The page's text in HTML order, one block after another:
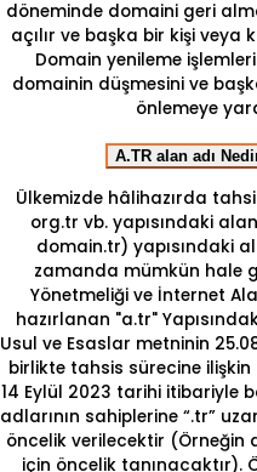
döneminde domaini geri
açılır ve başka bir kişi
Domain yenileme
domainin düşmesini ve
önlemeye
A.TR alan adı
Ülkemizde hâlihazırda
org.tr vb. yapısındaki
domain.tr) yapısındaki
zamanda mümkün hale
Yönetmeliği ve İnternet
hazırlanan "a.tr"
Usul ve Esaslar metninin
birlikte tahsis sürecine
14 Eylül 2023 tarihi itibariyle
adlarının sahiplerine “.tr”
öncelik verilecektir
için öncelik tanınacaktır).